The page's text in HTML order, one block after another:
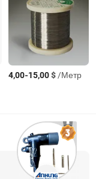
4,00-15,00$/Метр